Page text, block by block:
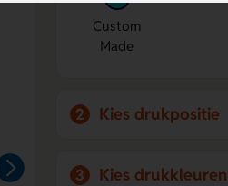
Custom
Made
2 Kies drukpositie
3 Kies drukkleuren